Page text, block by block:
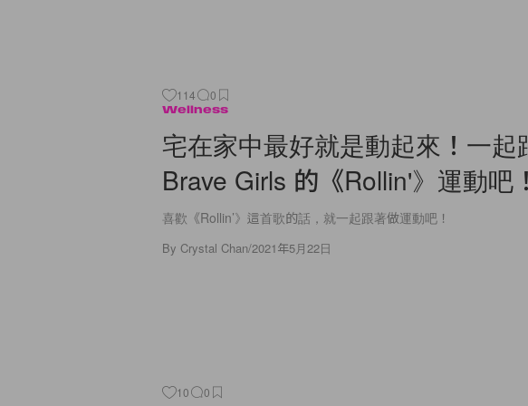
114 0
Wellness
宅在家中最好就是動起來！一起
Brave Girls 的《Rollin'》運動吧
喜歡《Rollin’》這首歌的話，就一起跟著做運動吧！
By Crystal Chan/2021年5月22日
10 0